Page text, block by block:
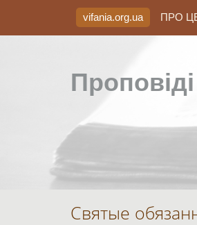
vifania.org.ua ПРО
Проповіді
Святые